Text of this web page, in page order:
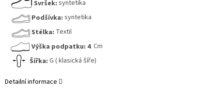
Svršek: syntetika
Podšívka: syntetika
Stélka: Textil
Výška podpatku: 4Cm
Šířka: G ( klasická šíře)
Detailní informace